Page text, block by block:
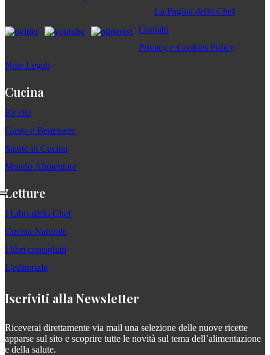
La Pagina dello Chef
Contatti
Privacy e Cookies Policy
Note Legali
Cucina
Ricette
Gusto e Benessere
Salute in Cucina
Mondo Alimentare
Letture
I Libri dello Chef
Cucina Naturale
I libri consigliati
L'editoriale
Iscriviti alla Newsletter
Riceverai direttamente via mail una selezione delle nuove ricette
apparse sul sito e scoprire tutte le novità sul tema dell’alimentazione
e della salute.